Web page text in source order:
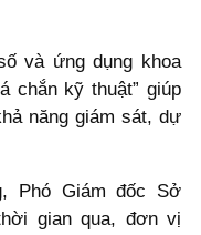
và ứng dụng khoa
chắn kỹ thuật” giúp
năng giám sát, dự
Phó Giám đốc Sở
gian qua, đơn vị